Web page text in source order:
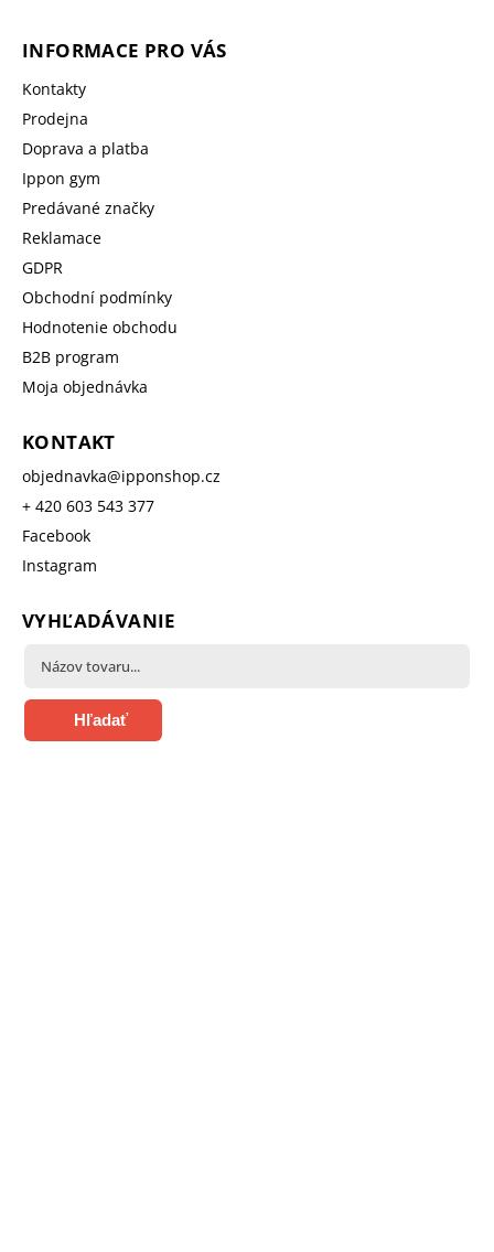
INFORMACE PRO VÁS
Kontakty
Prodejna
Doprava a platba
Ippon gym
Predávané značky
Reklamace
GDPR
Obchodní podmínky
Hodnotenie obchodu
B2B program
Moja objednávka
KONTAKT
objednavka@ipponshop.cz
+ 420 603 543 377
Facebook
Instagram
VYHĽADÁVANIE
Hľadať